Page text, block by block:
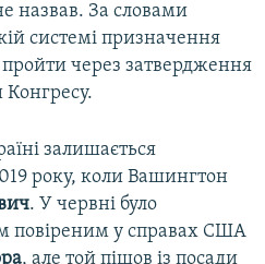
назвав. За словами
системі призначення
через затвердження
Конгресу.
залишається
року, коли Вашингтон
. У червні було
повіреним у справах США
, але той пішов із посади